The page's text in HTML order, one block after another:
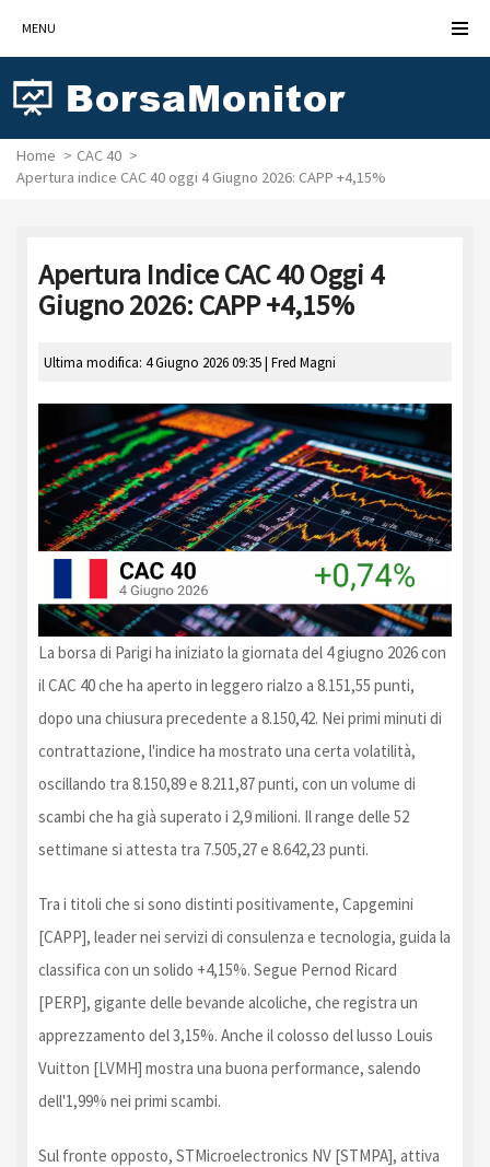
MENU
Home
CAC 40
Apertura indice CAC 40 oggi 4 Giugno 2026: CAPP +4,15%
Apertura Indice CAC 40 Oggi 4
Giugno 2026: CAPP +4,15%
Ultima modifica: 4 Giugno 2026 09:35 | Fred Magni
La borsa di Parigi ha iniziato la giornata del 4 giugno 2026 con
il CAC 40 che ha aperto in leggero rialzo a 8.151,55 punti,
dopo una chiusura precedente a 8.150,42. Nei primi minuti di
contrattazione, l'indice ha mostrato una certa volatilità,
oscillando tra 8.150,89 e 8.211,87 punti, con un volume di
scambi che ha già superato i 2,9 milioni. Il range delle 52
settimane si attesta tra 7.505,27 e 8.642,23 punti.
Tra i titoli che si sono distinti positivamente, Capgemini
[CAPP], leader nei servizi di consulenza e tecnologia, guida la
classifica con un solido +4,15%. Segue Pernod Ricard
[PERP], gigante delle bevande alcoliche, che registra un
apprezzamento del 3,15%. Anche il colosso del lusso Louis
Vuitton [LVMH] mostra una buona performance, salendo
dell'1,99% nei primi scambi.
Sul fronte opposto, STMicroelectronics NV [STMPA], attiva